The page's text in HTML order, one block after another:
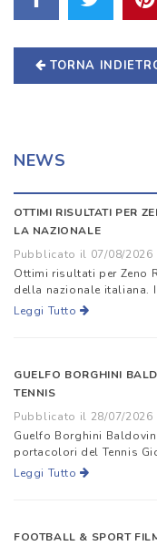
TORNA
NEWS
OTTIMI RISULTATI PER
LA NAZIONALE
Pubblicato il 07/08/2026
Ottimi risultati per Zeno
della nazionale italiana.
Leggi Tutto
GUELFO BORGHINI
TENNIS
Pubblicato il 28/07/2026
Guelfo Borghini
portacolori del Tennis
Leggi Tutto
FOOTBALL & SPORT